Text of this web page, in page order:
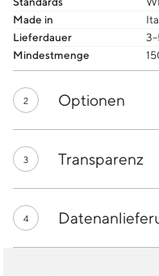
Made in
Lieferdauer
Mindestmenge
2 Optionen
3 Transparenz
4